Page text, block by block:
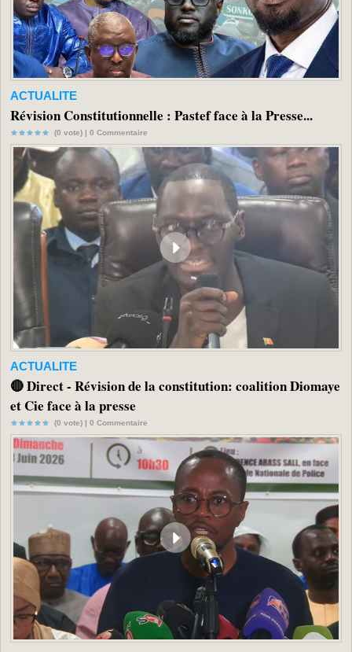
ACTUALITE
Révision Constitutionnelle : Pastef face à la Presse...
(0 vote) | 0 Commentaire
ACTUALITE
🔴 Direct - Révision de la constitution: coalition Diomaye
et Cie face à la presse
(0 vote) | 0 Commentaire